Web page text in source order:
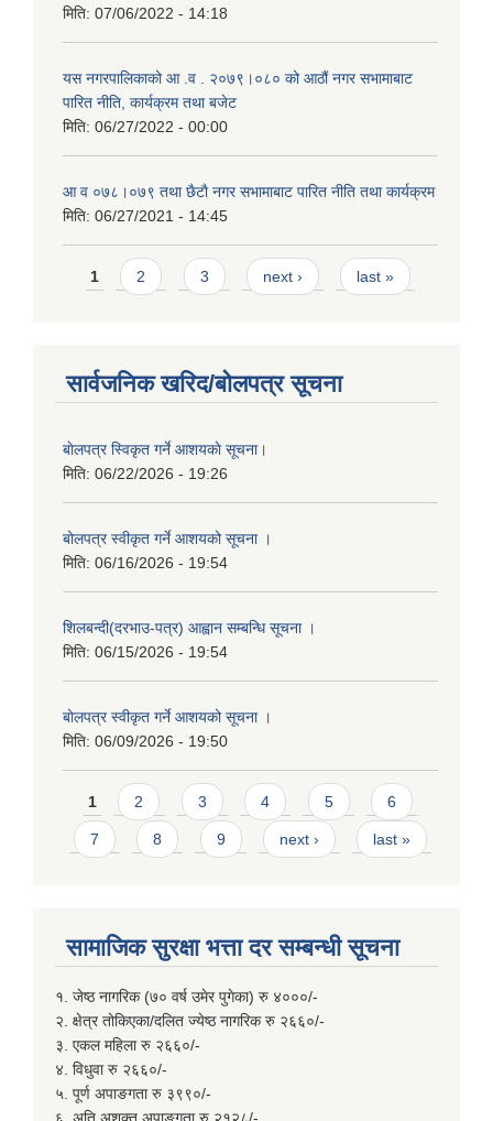
मिति: 07/06/2022 - 14:18
यस नगरपालिकाको आ‍ .व . २०७९।०८० को आठौं नगर सभामाबाट
पारित नीति, कार्यक्रम तथा बजेट
मिति: 06/27/2022 - 00:00
आ‍ व ०७८।०७९ तथा छैटाै नगर सभामाबाट पारित नीति तथा कार्यक्रम
मिति: 06/27/2021 - 14:45
Pages
1 2 3 next › last »
सार्वजनिक खरिद/बोलपत्र सूचना
बाेलपत्र स्विकृत गर्ने आशयकाे सूचना।
मिति: 06/22/2026 - 19:26
बोलपत्र स्वीकृत गर्ने आशयको सूचना ।
मिति: 06/16/2026 - 19:54
शिलबन्दी(दरभाउ-पत्र) आह्वान सम्बन्धि सूचना ।
मिति: 06/15/2026 - 19:54
बोलपत्र स्वीकृत गर्ने आशयको सूचना ।
मिति: 06/09/2026 - 19:50
Pages
1 2 3 4 5 6
7 8 9 next › last »
सामाजिक सुरक्षा भत्ता दर सम्बन्धी सूचना
१. जेष्ठ नागरिक (७० वर्ष उमेर पुगेका) रु ४०००/-
२. क्षेत्र तोकिएका/दलित ज्येष्ठ नागरिक रु २६६०/-
३. एकल महिला रु २६६०/-
४. विधुवा रु २६६०/-
५. पूर्ण अपाङगता रु ३९९०/-